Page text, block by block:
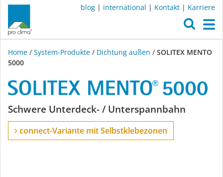
blog | international | Kontakt | Karriere
Home / System-Produkte / Dichtung außen / SOLITEX MENTO
5000
SOLITEX
MENTO
Schwere Unterdeck- / Unterspannbahn
connect-Variante mit Selbstklebezonen